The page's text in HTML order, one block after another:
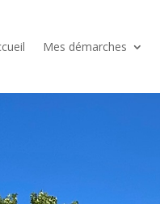
Mes démarches